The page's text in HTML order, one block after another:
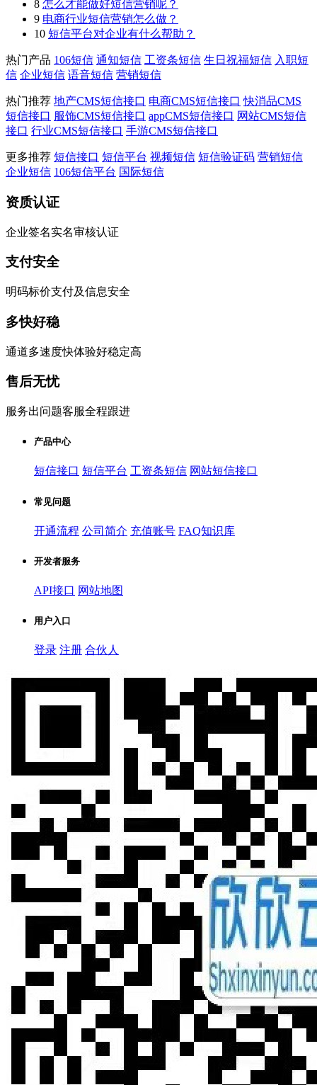
8 怎么才能做好短信营销呢？
9 电商行业短信营销怎么做？
10 短信平台对企业有什么帮助？
热门产品 106短信 通知短信 工资条短信 生日祝福短信 入职短
信 企业短信 语音短信 营销短信
热门推荐 地产CMS短信接口 电商CMS短信接口 快消品CMS
短信接口 服饰CMS短信接口 appCMS短信接口 网站CMS短信
接口 行业CMS短信接口 手游CMS短信接口
更多推荐 短信接口 短信平台 视频短信 短信验证码 营销短信
企业短信 106短信平台 国际短信
资质认证
企业签名实名审核认证
支付安全
明码标价支付及信息安全
多快好稳
通道多速度快体验好稳定高
售后无忧
服务出问题客服全程跟进
产品中心
短信接口 短信平台 工资条短信 网站短信接口
常见问题
开通流程 公司简介 充值账号 FAQ知识库
开发者服务
API接口 网站地图
用户入口
登录 注册 合伙人